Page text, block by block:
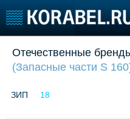
Судостроение
Новости
Отечественные
(Запасные части S
ЗИП 18